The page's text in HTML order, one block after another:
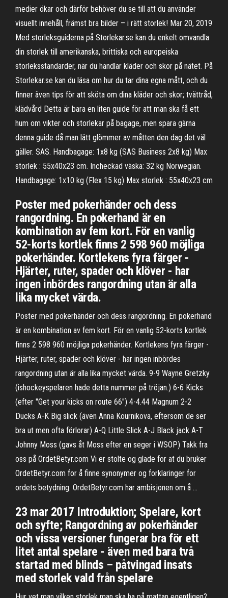
medier ökar och därför behöver du se till att du använder
visuellt innehåll, främst bra bilder – i rätt storlek! Mar 20, 2019
Med storleksguiderna på Storlekar.se kan du enkelt omvandla
din storlek till amerikanska, brittiska och europeiska
storleksstandarder, när du handlar kläder och skor på nätet. På
Storlekar.se kan du läsa om hur du tar dina egna mått, och du
finner även tips för att sköta om dina kläder och skor; tvättråd,
klädvård Detta är bara en liten guide för att man ska få ett
hum om vikter och storlekar på bagage, men spara gärna
denna guide då man lätt glömmer av måtten den dag det väl
gäller. SAS. Handbagage: 1x8 kg (SAS Business 2x8 kg) Max
storlek : 55x40x23 cm. Incheckad väska: 32 kg Norwegian.
Handbagage: 1x10 kg (Flex 15 kg) Max storlek : 55x40x23 cm
Poster med pokerhänder och dess
rangordning. En pokerhand är en
kombination av fem kort. För en vanlig
52-korts kortlek finns 2 598 960 möjliga
pokerhänder. Kortlekens fyra färger -
Hjärter, ruter, spader och klöver - har
ingen inbördes rangordning utan är alla
lika mycket värda.
Poster med pokerhänder och dess rangordning. En pokerhand
är en kombination av fem kort. För en vanlig 52-korts kortlek
finns 2 598 960 möjliga pokerhänder. Kortlekens fyra färger -
Hjärter, ruter, spader och klöver - har ingen inbördes
rangordning utan är alla lika mycket värda. 9-9 Wayne Gretzky
(ishockeyspelaren hade detta nummer på tröjan.) 6-6 Kicks
(efter "Get your kicks on route 66") 4-4.44 Magnum 2-2
Ducks A-K Big slick (även Anna Kournikova, eftersom de ser
bra ut men ofta förlorar) A-Q Little Slick A-J Black jack A-T
Johnny Moss (gavs åt Moss efter en seger i WSOP) Takk fra
oss på OrdetBetyr.com Vi er stolte og glade for at du bruker
OrdetBetyr.com for å finne synonymer og forklaringer for
ordets betydning. OrdetBetyr.com har ambisjonen om å …
23 mar 2017 Introduktion; Spelare, kort
och syfte; Rangordning av pokerhänder
och vissa versioner fungerar bra för ett
litet antal spelare - även med bara två
startad med blinds – påtvingad insats
med storlek vald från spelare